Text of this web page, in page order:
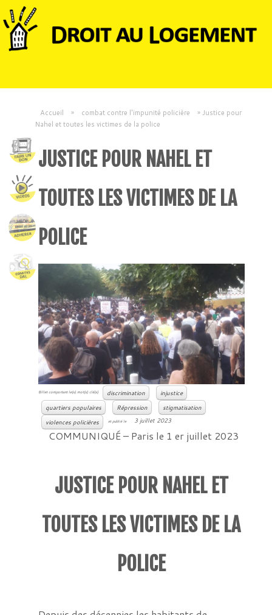
Accueil » combat contre l'impunité policière »Justice pour
Nahel et toutes les victimes de la police
JUSTICE POUR NAHEL ET
TOUTES LES VICTIMES DE LA
POLICE
Billet comportant le(s) mot(s) clé(s) discrimination
injustice
quartiers populaires
Répression
stigmatisation
violences policières
et publié le 3 juillet 2023
COMMUNIQUÉ – Paris le 1 er juillet 2023
JUSTICE POUR NAHEL ET
TOUTES LES VICTIMES DE LA
POLICE